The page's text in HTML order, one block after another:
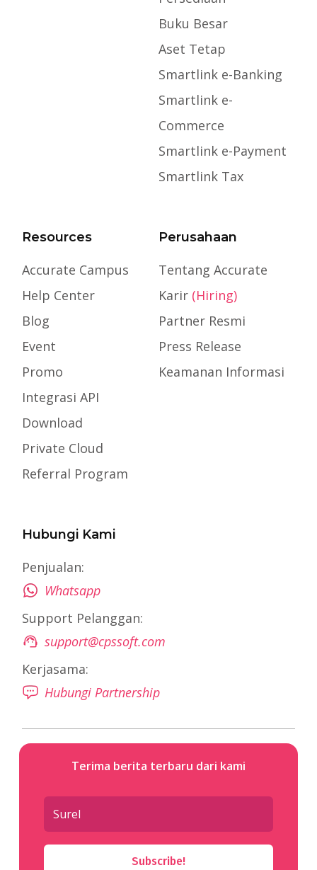
Buku Besar
Aset Tetap
Smartlink e-Banking
Smartlink e-
Commerce
Smartlink e-Payment
Smartlink Tax
Resources
Accurate Campus
Help Center
Blog
Event
Promo
Integrasi API
Download
Private Cloud
Referral Program
Perusahaan
Tentang Accurate
Karir (Hiring)
Partner Resmi
Press Release
Keamanan Informasi
Hubungi Kami
Penjualan:
Whatsapp
Support Pelanggan:
support@cpssoft.com
Kerjasama:
Hubungi Partnership
Terima berita terbaru dari kami
Subscribe!